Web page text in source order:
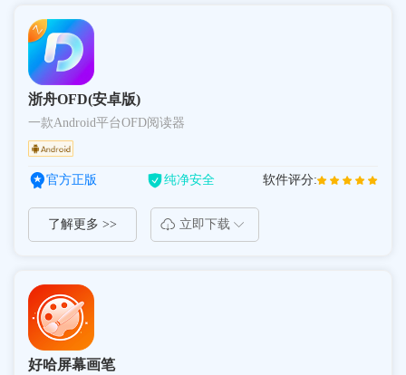
浙舟OFD(安卓版)
一款Android平台OFD阅读器
官方正版 纯净安全 软件评分:
了解更多 >> 立即下载
好哈屏幕画笔